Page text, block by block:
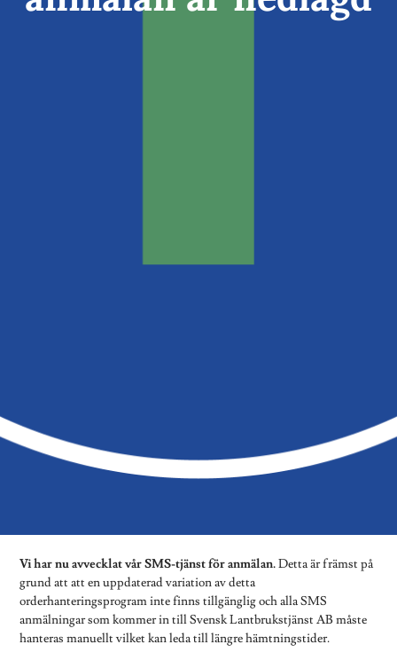
Vi har nu avvecklat vår SMS-tjänst för anmälan.Detta är främst på
grund att att en uppdaterad variation av detta
orderhanteringsprogram inte finns tillgänglig och alla SMS
anmälningar som kommer in till Svensk Lantbrukstjänst AB måste
hanteras manuellt vilket kan leda till längre hämtningstider.